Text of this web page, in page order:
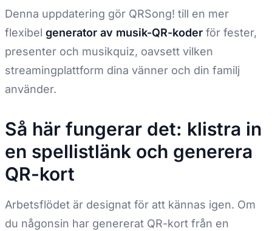
Denna uppdatering gör QRSong! till en mer
flexibel generator av musik-QR-koder för fester,
presenter och musikquiz, oavsett vilken
streamingplattform dina vänner och din familj
använder.
Så här fungerar det: klistra in
en spellistlänk och generera
QR-kort
Arbetsflödet är designat för att kännas igen. Om
du någonsin har genererat QR-kort från en